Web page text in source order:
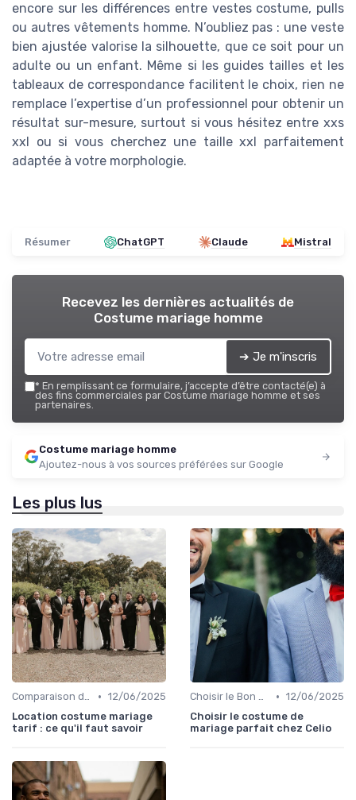
encore sur les différences entre vestes costume, pulls
ou autres vêtements homme. N’oubliez pas : une veste
bien ajustée valorise la silhouette, que ce soit pour un
adulte ou un enfant. Même si les guides tailles et les
tableaux de correspondance facilitent le choix, rien ne
remplace l’expertise d’un professionnel pour obtenir un
résultat sur-mesure, surtout si vous hésitez entre xxs
xxl ou si vous cherchez une taille xxl parfaitement
adaptée à votre morphologie.
Résumer ChatGPT Claude Mistral
Recevez les dernières actualités de
Costume mariage homme
➔ Je m'inscris
* En remplissant ce formulaire, j’accepte d’être contacté(e) à
des fins commerciales par Costume mariage homme et ses
partenaires.
Costume mariage homme
Ajoutez-nous à vos sources préférées sur Google
Les plus lus
Comparaison de Prix et de Marques • 12/06/2025
Location costume mariage
tarif : ce qu'il faut savoir
Choisir le Bon Costume • 12/06/2025
Choisir le costume de
mariage parfait chez Celio